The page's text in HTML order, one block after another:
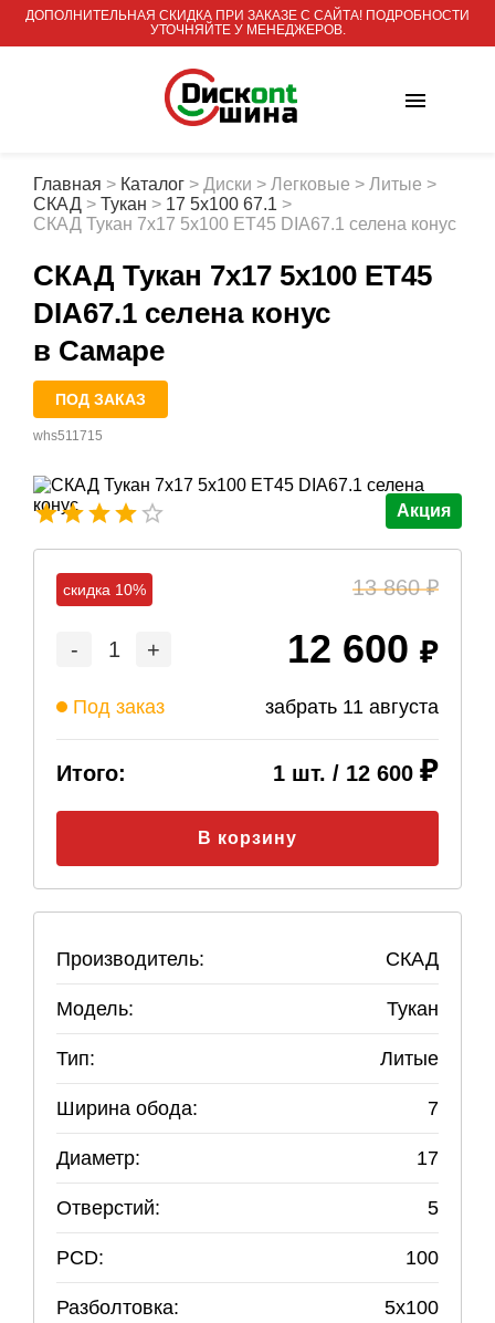
ДОПОЛНИТЕЛЬНАЯ СКИДКА ПРИ ЗАКАЗЕ С САЙТА! ПОДРОБНОСТИ
УТОЧНЯЙТЕ У МЕНЕДЖЕРОВ.
Главная > Каталог > Диски > Легковые > Литые >
СКАД > Тукан > 17 5x100 67.1 >
СКАД Тукан 7x17 5x100 ET45 DIA67.1 селена конус
СКАД Тукан 7x17 5x100 ET45
DIA67.1 селена конус
в Самаре
ПОД ЗАКАЗ
whs511715
Акция
скидка 10% 13 860
- 1 + 12 600
Под заказ забрать 11 августа
Итого: 1 шт. / 12 600
В корзину
Производитель: СКАД
Модель: Тукан
Тип: Литые
Ширина обода: 7
Диаметр: 17
Отверстий: 5
PCD: 100
Разболтовка: 5x100